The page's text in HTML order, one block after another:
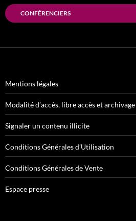
CONFÉRENCIERS
Mentions légales
Modalité d’accès, libre accès et archivage
Signaler un contenu illicite
Conditions Générales d’Utilisation
Conditions Générales de Vente
Espace presse